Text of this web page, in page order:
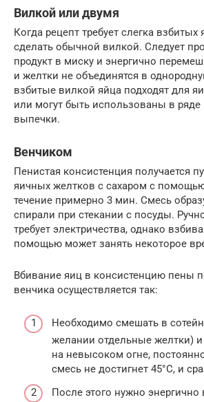
Вилкой или двумя
Когда рецепт требует слегка
сделать обычной вилкой. Следует
продукт в миску и энергично
и желтки не объединятся в
взбитые вилкой яйца подходят для
или могут быть использованы в ряде
выпечки.
Венчиком
Пенистая консистенция получается
яичных желтков с сахаром с
течение примерно 3 мин. Смесь
спирали при стекании с посуды.
требует электричества, однако
помощью может занять некоторое
Вбивание яиц в консистенцию пены
венчика осуществляется так:
Необходимо смешать в
желании отдельные желтки) и
на невысоком огне,
смесь не достигнет 45°C, и
После этого нужно энергично